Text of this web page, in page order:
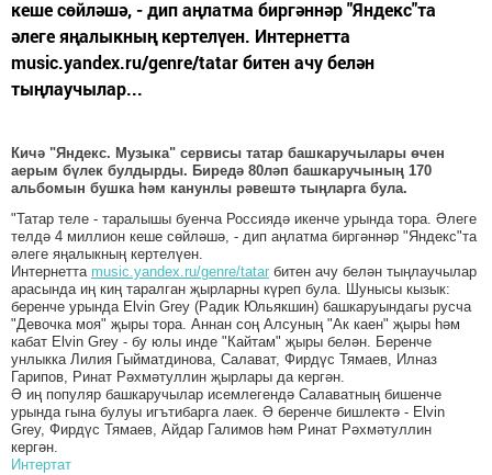
кеше сөйләшә, - дип аңлатма биргәннәр "Яндекс"та
әлеге яңалыкның кертелүен. Интернетта
music.yandex.ru/genre/tatar битен ачу белән
тыңлаучылар...
Кичә "Яндекс. Музыка" сервисы татар башкаручылары өчен
аерым бүлек булдырды. Биредә 80ләп башкаручының 170
альбомын бушка һәм канунлы рәвештә тыңларга була.
"Татар теле - таралышы буенча Россиядә икенче урында тора. Әлеге
телдә 4 миллион кеше сөйләшә, - дип аңлатма биргәннәр "Яндекс"та
әлеге яңалыкның кертелүен.
Интернетта music.yandex.ru/genre/tatar битен ачу белән тыңлаучылар
арасында иң киң таралган җырларны күреп була. Шунысы кызык:
беренче урында Elvin Grey (Радик Юльякшин) башкаруындагы русча
"Девочка моя" җыры тора. Аннан соң Алсуның "Ак каен" җыры һәм
кабат Elvin Grey - бу юлы инде "Кайтам" җыры белән. Беренче
унлыкка Лилия Гыйматдинова, Салават, Фирдүс Тямаев, Илназ
Гарипов, Ринат Рәхмәтуллин җырлары да кергән.
Ә иң популяр башкаручылар исемлегендә Салаватның бишенче
урында гына булуы игътибарга лаек. Ә беренче бишлектә - Elvin
Grey, Фирдүс Тямаев, Айдар Галимов һәм Ринат Рәхмәтуллин
кергән.
Интертат